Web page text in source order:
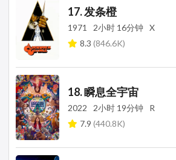
17. 发条橙
1971 2小时 16分钟
X
8.3 (846.6K)
18. 瞬息全宇宙
2022 2小时 19分钟
R
7.9 (440.8K)